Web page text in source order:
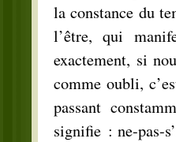
la constance du
l’être, qui
exactement, si
comme oubli,
passant
signifie : ne-pas-